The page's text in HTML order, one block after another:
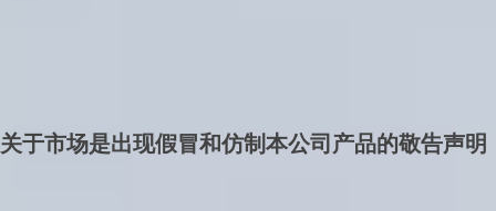
关于市场是出现假冒和仿制本公司产品的敬告声明